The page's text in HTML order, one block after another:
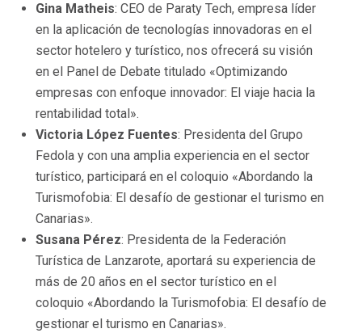
Gina Matheis: CEO de Paraty Tech, empresa líder
en la aplicación de tecnologías innovadoras en el
sector hotelero y turístico, nos ofrecerá su visión
en el Panel de Debate titulado «Optimizando
empresas con enfoque innovador: El viaje hacia la
rentabilidad total».
Victoria López Fuentes: Presidenta del Grupo
Fedola y con una amplia experiencia en el sector
turístico, participará en el coloquio «Abordando la
Turismofobia: El desafío de gestionar el turismo en
Canarias».
Susana Pérez: Presidenta de la Federación
Turística de Lanzarote, aportará su experiencia de
más de 20 años en el sector turístico en el
coloquio «Abordando la Turismofobia: El desafío de
gestionar el turismo en Canarias».